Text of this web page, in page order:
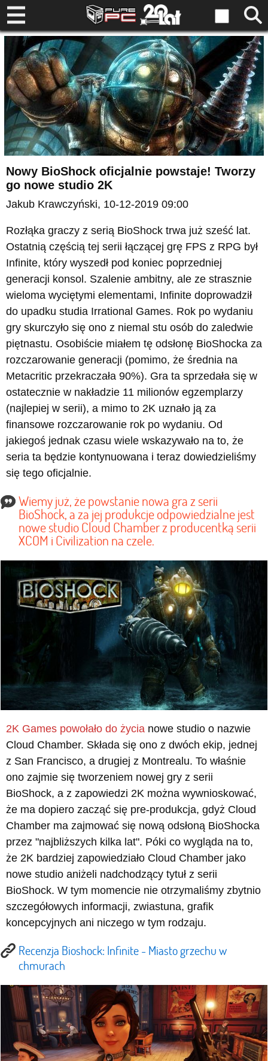
Nowy BioShock oficjalnie powstaje! Tworzy
go nowe studio 2K
Jakub Krawczyński, 10-12-2019 09:00
Rozłąka graczy z serią BioShock trwa już sześć lat.
Ostatnią częścią tej serii łączącej grę FPS z RPG był
Infinite, który wyszedł pod koniec poprzedniej
generacji konsol. Szalenie ambitny, ale ze strasznie
wieloma wyciętymi elementami, Infinite doprowadził
do upadku studia Irrational Games. Rok po wydaniu
gry skurczyło się ono z niemal stu osób do zaledwie
piętnastu. Osobiście miałem tę odsłonę BioShocka za
rozczarowanie generacji (pomimo, że średnia na
Metacritic przekraczała 90%). Gra ta sprzedała się w
ostatecznie w nakładzie 11 milionów egzemplarzy
(najlepiej w serii), a mimo to 2K uznało ją za
finansowe rozczarowanie rok po wydaniu. Od
jakiegoś jednak czasu wiele wskazywało na to, że
seria ta będzie kontynuowana i teraz dowiedzieliśmy
się tego oficjalnie.
Wiemy już, że powstanie nowa gra z serii
BioShock, a za jej produkcje odpowiedzialne jest
nowe studio Cloud Chamber z producentką serii
XCOM i Civilization na czele.
2K Games powołało do życia nowe studio o nazwie
Cloud Chamber. Składa się ono z dwóch ekip, jednej
z San Francisco, a drugiej z Montrealu. To właśnie
ono zajmie się tworzeniem nowej gry z serii
BioShock, a z zapowiedzi 2K można wywnioskować,
że ma dopiero zacząć się pre-produkcja, gdyż Cloud
Chamber ma zajmować się nową odsłoną BioShocka
przez "najbliższych kilka lat". Póki co wygląda na to,
że 2K bardziej zapowiedziało Cloud Chamber jako
nowe studio aniżeli nadchodzący tytuł z serii
BioShock. W tym momencie nie otrzymaliśmy zbytnio
szczegółowych informacji, zwiastuna, grafik
koncepcyjnych ani niczego w tym rodzaju.
Recenzja Bioshock: Infinite - Miasto grzechu w
chmurach